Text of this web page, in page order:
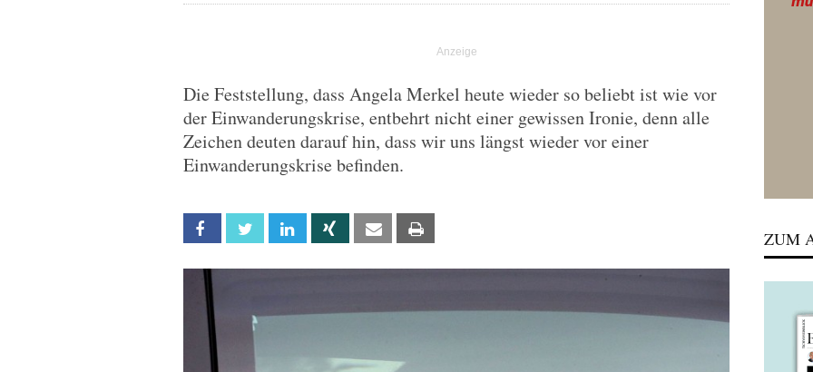
Die Feststellung, dass Angela Merkel heute wieder so beliebt ist wie vor
der Einwanderungskrise, entbehrt nicht einer gewissen Ironie, denn alle
Zeichen deuten darauf hin, dass wir uns längst wieder vor einer
Einwanderungskrise befinden.
Facebook Twitter Linkedin Xing Email ZUM